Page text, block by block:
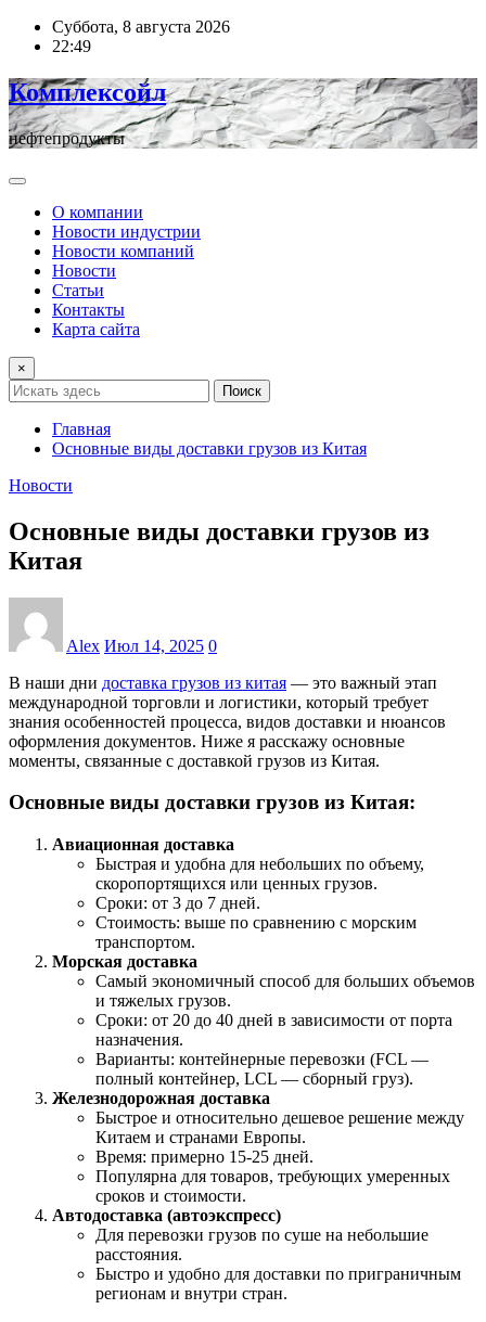
ПерейтиСуббота, 8 августа 2026
22:49
Комплексойл
нефтепродукты
О компании
Новости индустрии
Новости компаний
Новости
Статьи
Контакты
Карта сайта
×
Поиск
Главная
Основные виды доставки грузов из Китая
Новости
Основные виды доставки грузов из
Китая
Alex Июл 14, 2025 0
В наши дни доставка грузов из китая — это важный этап
международной торговли и логистики, который требует
знания особенностей процесса, видов доставки и нюансов
оформления документов. Ниже я расскажу основные
моменты, связанные с доставкой грузов из Китая.
Основные виды доставки грузов из Китая:
Авиационная доставка
Быстрая и удобна для небольших по объему,
скоропортящихся или ценных грузов.
Сроки: от 3 до 7 дней.
Стоимость: выше по сравнению с морским
транспортом.
Морская доставка
Самый экономичный способ для больших объемов
и тяжелых грузов.
Сроки: от 20 до 40 дней в зависимости от порта
назначения.
Варианты: контейнерные перевозки (FCL —
полный контейнер, LCL — сборный груз).
Железнодорожная доставка
Быстрое и относительно дешевое решение между
Китаем и странами Европы.
Время: примерно 15-25 дней.
Популярна для товаров, требующих умеренных
сроков и стоимости.
Автодоставка (автоэкспресс)
Для перевозки грузов по суше на небольшие
расстояния.
Быстро и удобно для доставки по приграничным
регионам и внутри стран.